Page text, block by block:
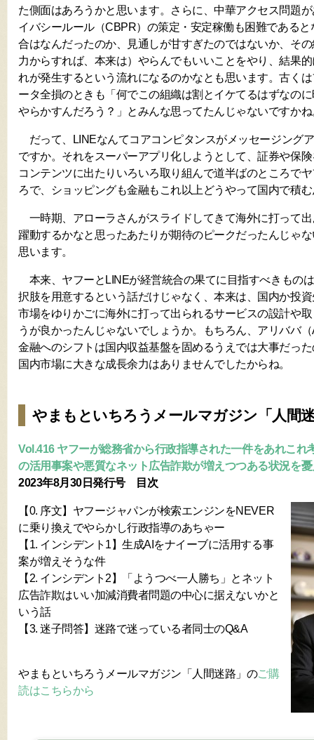
た側面はあろうかと思います。さらに、中華アクセス問題
イバシールール（CBPR）の策定・安定稼働も困難である
合はなんだったのか、見通しが甘すぎたのではないか、そ
力からすれば、本来は）やらんでもいいことをやり、結果
れが発生するという流れになるのかなとも思います。古く
ータ全損のときも「何でこの組織は割とイケてるはずなの
やらかすんだろう？」とみんな思ってたんじゃないですかね
だって、LINEなんてコアコンピタンスがメッセージング
ですか。それをスーパーアプリ化しようとして、証券や保
コンテンツに出たりいろいろ取り組んで道半ばのところで
ろで、ショッピングも金融もこれ以上どうやって国内で積
一時期、アローラさんがスライドしてきて海外に打って
躍動するかなと思ったあたりが期待のピークだったんじゃ
思います。
本来、ヤフーとLINEが経営統合の果てに目指すべきもの
択肢を用意するという話だけじゃなく、本来は、国内か投
市場をゆりかごに海外に打って出られるサービスの設計や
うが良かったんじゃないでしょうか。もちろん、アリババ
金融へのシフトは国内収益基盤を固めるうえでは大事だっ
国内市場に大きな成長余力はありませんでしたからね。
やまもといちろうメールマガジン「人間
Vol.416 ヤフーが総務省から行政指導された一件をあれこれ
の活用事案や悪質なネット広告詐欺が増えつつある状況を
2023年8月30日発行号 目次
【0. 序文】ヤフージャパンが検索エンジンをNEVER
に乗り換えでやらかし行政指導のあちゃー
【1. インシデント1】生成AIをナイーブに活用する事
案が増えそうな件
【2. インシデント2】「ようつべ一人勝ち」とネット
広告詐欺はいい加減消費者問題の中心に据えないかと
いう話
【3. 迷子問答】迷路で迷っている者同士のQ&A
やまもといちろうメールマガジン「人間迷路」のご購
読はこちらから